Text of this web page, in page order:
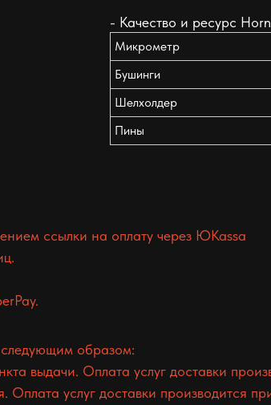
- Качество и ресурс
Микрометр
Бушинги
Шелхолдер
Пины
ссылки на оплату через ЮKassa
образом:
выдачи. Оплата услуг доставки
услуг доставки производится